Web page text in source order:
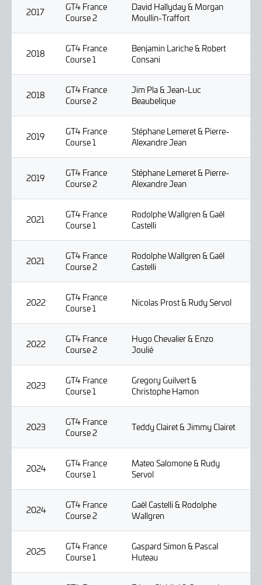
2017
GT4 France
Course 2
David Hallyday & Morgan
Moullin-Traffort
2018
GT4 France
Course 1
Benjamin Lariche & Robert
Consani
2018
GT4 France
Course 2
Jim Pla & Jean-Luc
Beaubelique
2019
GT4 France
Course 1
Stéphane Lemeret & Pierre-
Alexandre Jean
2019
GT4 France
Course 2
Stéphane Lemeret & Pierre-
Alexandre Jean
2021
GT4 France
Course 1
Rodolphe Wallgren & Gaël
Castelli
2021
GT4 France
Course 2
Rodolphe Wallgren & Gaël
Castelli
2022
GT4 France
Course 1
Nicolas Prost & Rudy Servol
2022
GT4 France
Course 2
Hugo Chevalier & Enzo
Joulié
2023
GT4 France
Course 1
Gregory Guilvert &
Christophe Hamon
2023
GT4 France
Course 2
Teddy Clairet & Jimmy Clairet
2024
GT4 France
Course 1
Mateo Salomone & Rudy
Servol
2024
GT4 France
Course 2
Gaël Castelli & Rodolphe
Wallgren
2025
GT4 France
Course 1
Gaspard Simon & Pascal
Huteau